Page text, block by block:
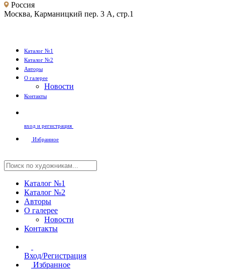
Россия
Москва, Карманицкий пер. 3 А, стр.1
Каталог №1
Каталог №2
Авторы
О галерее
Новости
Контакты
вход и регистрация
Избранное
Каталог №1
Каталог №2
Авторы
О галерее
Новости
Контакты
Вход/Регистрация
Избранное